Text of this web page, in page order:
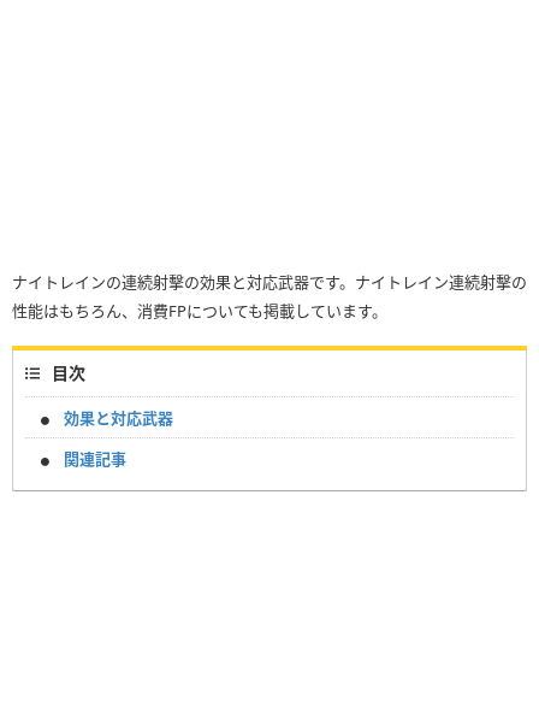
ナイトレインの連続射擊の効果と対応武器です。ナイトレイン連続射擊の
性能はもちろん、消費FPについても掲載しています。
目次
効果と対応武器
関連記事